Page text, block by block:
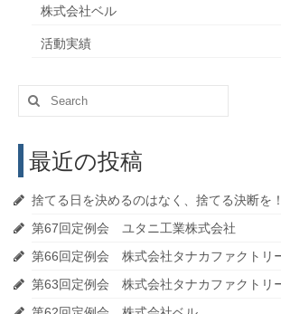
株式会社ベル
活動実績
Search
for:
最近の投稿
捨てる日を決めるのはなく、捨てる決断を！
第67回定例会 ユタニ工業株式会社
第66回定例会 株式会社タナカファクトリ
第63回定例会 株式会社タナカファクトリ